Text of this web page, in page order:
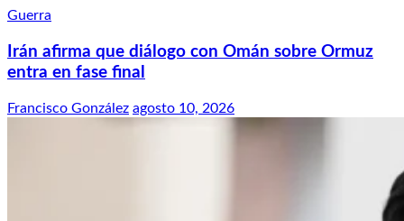
Guerra
Irán afirma que diálogo con Omán sobre Ormuz
entra en fase final
Francisco González agosto 10, 2026